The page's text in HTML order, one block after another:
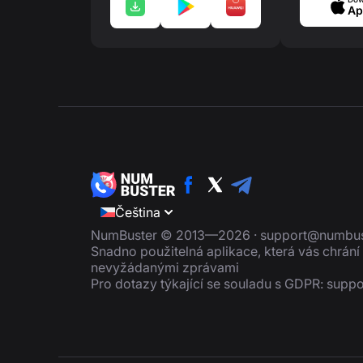
Čeština
NumBuster © 2013—2026 ·
Snadno použitelná aplikace, která vás
nevyžádanými zprávami
Pro dotazy týkající se souladu s GDPR: